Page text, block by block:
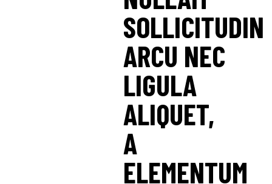
SOLLICITUDIN
ARCU NEC
LIGULA
ALIQUET,
A
ELEMENTUM